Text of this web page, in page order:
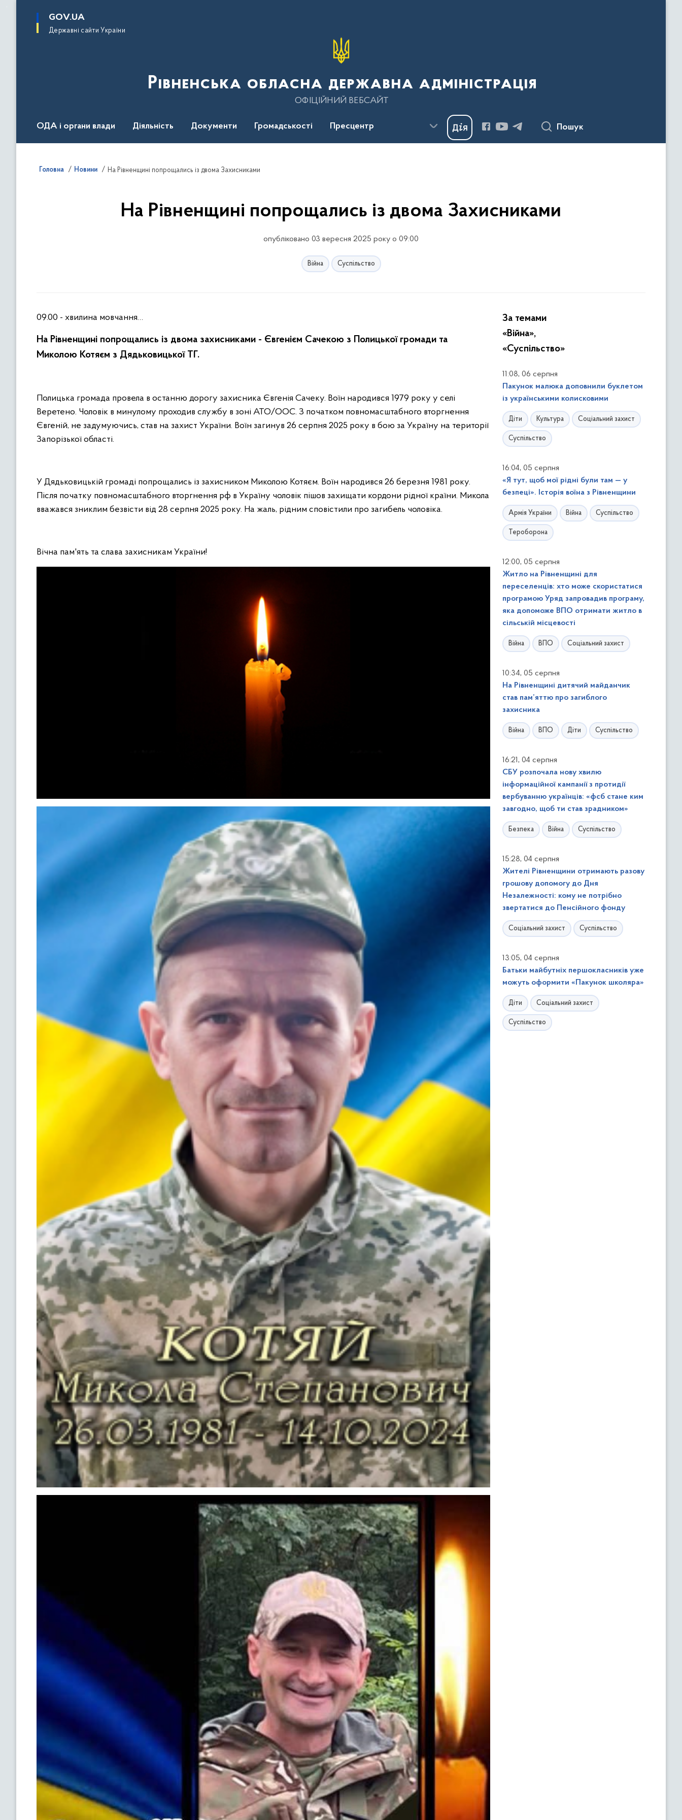
основного
GOV.UA
Державні сайти України
Рівненська обласна державна адміністрація
ОФІЦІЙНИЙ ВЕБСАЙТ
ОДА і органи влади Діяльність Документи Громадськості Пресцентр Пошук
Головна Новини На Рівненщині попрощались із двома Захисниками
На Рівненщині попрощались із двома Захисниками
опубліковано 03 вересня 2025 року о 09:00
Війна Суспільство
09.00 - хвилина мовчання…
На Рівненщині попрощались із двома захисниками - Євгенієм Сачекою з Полицької громади та
Миколою Котяєм з Дядьковицької ТГ.
Полицька громада провела в останню дорогу захисника Євгенія Сачеку. Воїн народився 1979 року у селі
Веретено. Чоловік в минулому проходив службу в зоні АТО/ООС. З початком повномасштабного вторгнення
Євгеній, не задумуючись, став на захист України. Воїн загинув 26 серпня 2025 року в бою за Україну на території
Запорізької області.
У Дядьковицькій громаді попрощались із захисником Миколою Котяєм. Воїн народився 26 березня 1981 року.
Після початку повномасштабного вторгнення рф в Україну чоловік пішов захищати кордони рідної країни. Микола
вважався зниклим безвісти від 28 серпня 2025 року. На жаль, рідним сповістили про загибель чоловіка.
Вічна пам'ять та слава захисникам України!
За темами
«Війна»,
«Суспільство»
11:08, 06 серпня
Пакунок малюка доповнили буклетом
із українськими колисковими
Діти Культура Соціальний захист
Суспільство
16:04, 05 серпня
«Я тут, щоб мої рідні були там — у
безпеці». Історія воїна з Рівненщини
Армія України Війна Суспільство
Тероборона
12:00, 05 серпня
Житло на Рівненщині для
переселенців: хто може скористатися
програмою Уряд запровадив програму,
яка допоможе ВПО отримати житло в
сільській місцевості
Війна ВПО Соціальний захист
10:34, 05 серпня
На Рівненщині дитячий майданчик
став пам’яттю про загиблого
захисника
Війна ВПО Діти Суспільство
16:21, 04 серпня
СБУ розпочала нову хвилю
інформаційної кампанії з протидії
вербуванню українців: «фсб стане ким
завгодно, щоб ти став зрадником»
Безпека Війна Суспільство
15:28, 04 серпня
Жителі Рівненщини отримають разову
грошову допомогу до Дня
Незалежності: кому не потрібно
звертатися до Пенсійного фонду
Соціальний захист Суспільство
13:05, 04 серпня
Батьки майбутніх першокласників уже
можуть оформити «Пакунок школяра»
Діти Соціальний захист
Суспільство